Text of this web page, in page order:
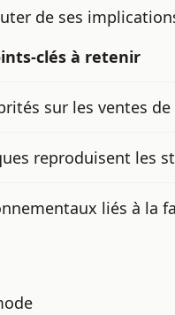
de ses
clés à retenir
sur les ventes
reproduisent les
liés à la